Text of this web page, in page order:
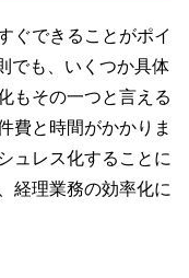
ぐできることがポイ
でも、いくつか具体
もその一つと言える
費と時間がかかりま
ュレス化することに
経理業務の効率化に